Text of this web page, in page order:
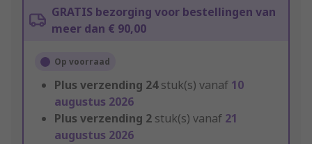
GRATIS bezorging voor bestellingen van
meer dan € 90,00
Op voorraad
Plus verzending 24stuk(s) vanaf 10
augustus 2026
Plus verzending 2 stuk(s) vanaf 21
augustus 2026